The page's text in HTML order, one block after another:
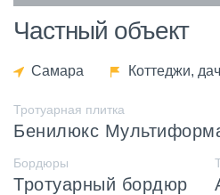
Частный объект
Самара Коттеджи,
Тротуарная плитка
Бенилюкс
Бордюры
Тротуарный бордюр